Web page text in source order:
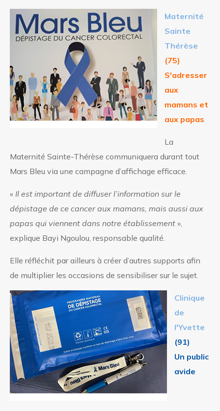
Maternité
Sainte
Thérèse
(75)
S'adresser
aux
mamans et
aux papas
La
Maternité Sainte-Thérèse communiquera durant tout
Mars Bleu via une campagne d’affichage efficace.
« Il est important de diffuser l’information sur le
dépistage de ce cancer aux mamans, mais aussi aux
papas qui viennent dans notre établissement »,
explique Bayi Ngoulou, responsable qualité.
Elle réfléchit par ailleurs à créer d’autres supports afin
de multiplier les occasions de sensibiliser sur le sujet.
Clinique
de
l'Yvette
(91)
Un public
avide